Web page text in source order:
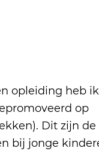
opleiding heb
op
Dit zijn de
bij jonge